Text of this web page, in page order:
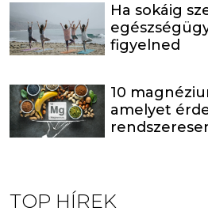
Ha sokáig
figyelned
10
amelyet
TOP HÍREK